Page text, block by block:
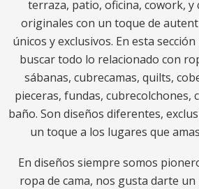
terraza, patio, oficina, cowork, y
originales con un toque de
únicos y exclusivos. En esta
buscar todo lo relacionado con
sábanas, cubrecamas, quilts,
pieceras, fundas, cubrecolchones,
baño. Son diseños diferentes,
un toque a los lugares que
En diseños siempre somos
ropa de cama, nos gusta darte